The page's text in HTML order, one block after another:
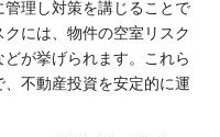
理し対策を講じることで
には、物件の空室リスク
が挙げられます。これら
不動産投資を安定的に運